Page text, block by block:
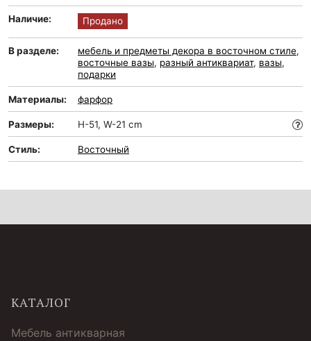
Наличие: Продано
В разделе: мебель и предметы декора в восточном стиле,
восточные вазы, разный антиквариат, вазы,
подарки
Материалы: фарфор
Размеры: H-51, W-21 cm
Стиль: Восточный
КАТАЛОГ
Мебель антикварная